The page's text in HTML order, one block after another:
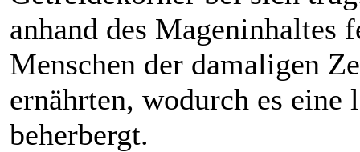
anhand des Mageninhaltes
Menschen der damaligen
ernährten, wodurch es eine
beherbergt.